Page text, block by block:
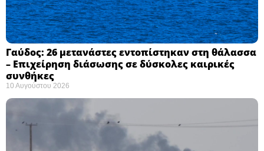
Γαύδος: 26 μετανάστες εντοπίστηκαν στη θάλασσα
– Επιχείρηση διάσωσης σε δύσκολες καιρικές
συνθήκες ​
10 Αυγούστου 2026